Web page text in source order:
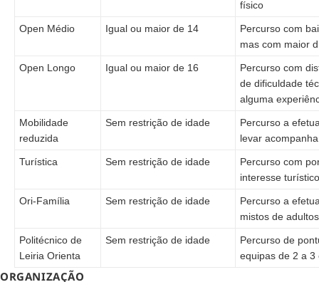
físico
Open Médio Igual ou maior de 14
Percurso com
mas com maior
Open Longo Igual ou maior de 16
Percurso com
de dificuldade
alguma
Mobilidade
reduzida
Sem restrição de idade
Percurso a
levar
Turística Sem restrição de idade
Percurso com
interesse
Ori-Família Sem restrição de idade
Percurso a
mistos de
Politécnico de
Leiria Orienta
Sem restrição de idade
Percurso de
equipas de 2 a 3
ORGANIZAÇÃO